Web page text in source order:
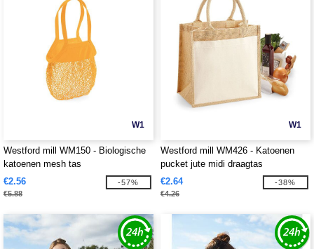
W1
Westford mill WM150 - Biologische
katoenen mesh tas
€2.56
€5.88
-57%
W1
Westford mill WM426 - Katoenen
pucket jute midi draagtas
€2.64
€4.26
-38%